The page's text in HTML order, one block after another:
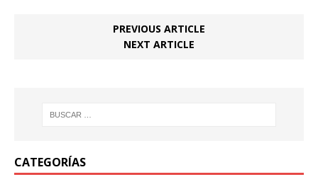
PREVIOUS ARTICLE
NEXT ARTICLE
CATEGORÍAS